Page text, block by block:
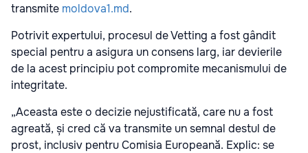
transmite moldova1.md.
Potrivit expertului, procesul de Vetting a fost gândit
special pentru a asigura un consens larg, iar devierile
de la acest principiu pot compromite mecanismului de
integritate.
„Aceasta este o decizie nejustificată, care nu a fost
agreată, și cred că va transmite un semnal destul de
prost, inclusiv pentru Comisia Europeană. Explic: se